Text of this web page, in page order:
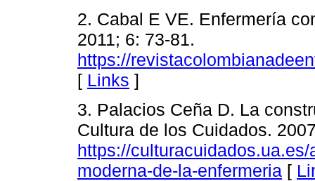
2. Cabal E VE. Enfermería
2011; 6: 73-81.
https://
[ Links ]
3. Palacios Ceña D. La
Cultura de los Cuidados.
https://
moderna-de-la-enfermeria [